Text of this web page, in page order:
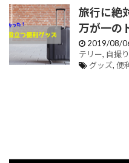
旅行に絶
万が一の
2019/08/
テリー, 自撮
グッズ, 便